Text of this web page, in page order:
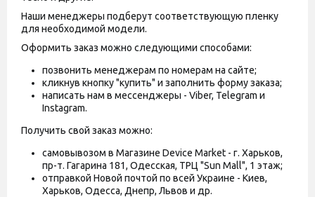
Наши менеджеры подберут соответствующую пленку
для необходимой модели.
Оформить заказ можно следующими способами:
позвонить менеджерам по номерам на сайте;
кликнув кнопку "купить" и заполнить форму заказа;
написать нам в мессенджеры - Viber, Telegram и
Instagram.
Получить свой заказ можно:
самовывозом в Магазине Device Market - г. Харьков,
пр-т. Гагарина 181, Одесская, ТРЦ "Sun Mall", 1 этаж;
отправкой Новой почтой по всей Украине - Киев,
Харьков, Одесса, Днепр, Львов и др.